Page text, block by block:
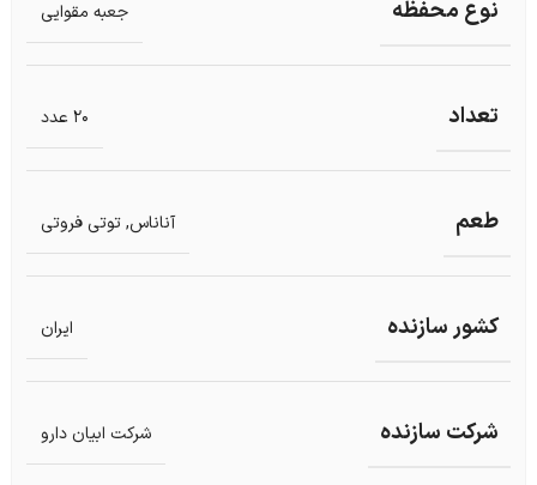
نوع محفظه جعبه مقوایی
تعداد 20 عدد
طعم آناناس,توتی فروتی
کشور سازنده ایران
شرکت سازنده شرکت ابیان دارو